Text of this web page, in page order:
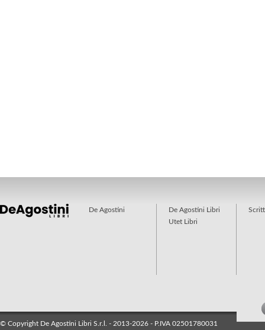
De Agostini
De Agostini Libri
Utet Libri
© Copyright De Agostini Libri S.r.l. - 2013-2026 - P.IVA 02501780031